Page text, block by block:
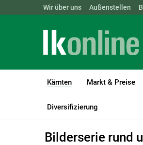
Landwirtschaftskammern:
Wir über uns Außenstellen
Kärnten
(current)1
Markt & Preise
Diversifizierung
LK Kärnten Kärnten
Bilderserie rund